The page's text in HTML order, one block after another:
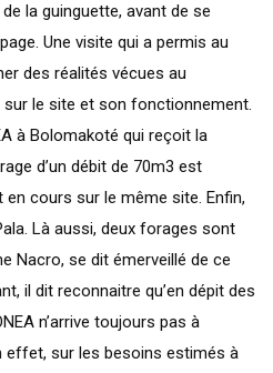
la guinguette, avant de se
Une visite qui a permis au
des réalités vécues au
le site et son fonctionnement.
à Bolomakoté qui reçoit la
d’un débit de 70m3 est
en cours sur le même site. Enfin,
Là aussi, deux forages sont
Nacro, se dit émerveillé de ce
il dit reconnaitre qu’en dépit des
n’arrive toujours pas à
effet, sur les besoins estimés à